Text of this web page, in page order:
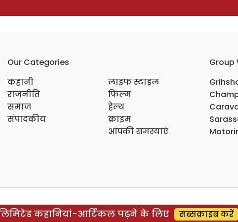
Our Categories
कहानी
राजनीति
समाज
संपादकीय
लाइफ स्टाइल
फिल्म
हेल्थ
क्राइम
आपकी समस्याएं
Group
कहानियां-आर्टिकल पढ़ने के लिए सब्सक्राइब करें